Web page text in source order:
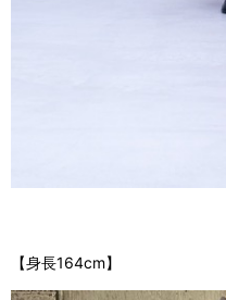
【身長164cm】